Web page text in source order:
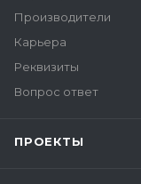
Производители
Карьера
Реквизиты
Вопрос ответ
ПРОЕКТЫ